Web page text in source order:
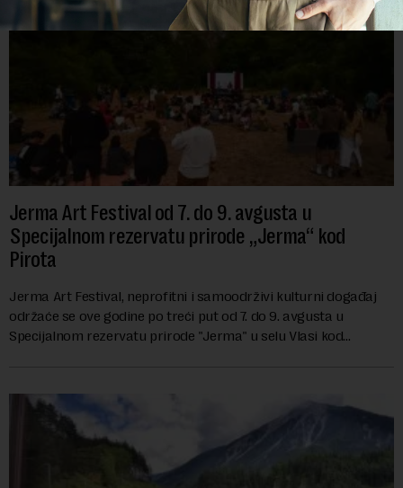
Jerma Art Festival od 7. do 9. avgusta u
Specijalnom rezervatu prirode „Jerma“ kod
Pirota
Jerma Art Festival, neprofitni i samoodrživi kulturni događaj
održaće se ove godine po treći put od 7. do 9. avgusta u
Specijalnom rezervatu prirode "Jerma" u selu Vlasi kod